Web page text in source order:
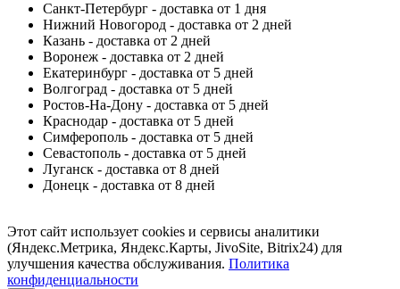
Санкт-Петербург - доставка от 1 дня
Нижний Новогород - доставка от 2 дней
Казань - доставка от 2 дней
Воронеж - доставка от 2 дней
Екатеринбург - доставка от 5 дней
Волгоград - доставка от 5 дней
Ростов-На-Дону - доставка от 5 дней
Краснодар - доставка от 5 дней
Симферополь - доставка от 5 дней
Севастополь - доставка от 5 дней
Луганск - доставка от 8 дней
Донецк - доставка от 8 дней
Этот сайт использует cookies и сервисы аналитики
(Яндекс.Метрика, Яндекс.Карты, JivoSite, Bitrix24) для
улучшения качества обслуживания. Политика
конфиденциальности